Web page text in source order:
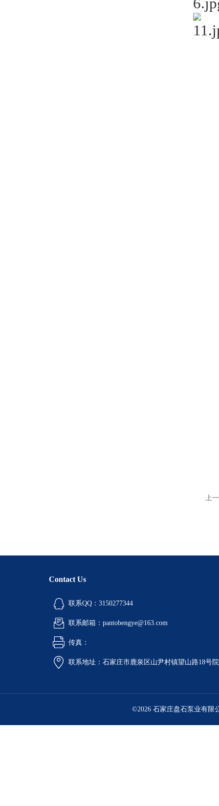
上
Contact Us
联系QQ：3150277344
联系邮箱：pantobengye@163.com
传真：
联系地址：石家庄市鹿泉区山尹村镇望山路18号
©2026 石家庄盘石泵业有限